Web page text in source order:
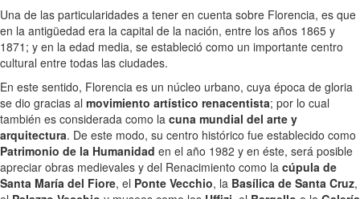
Una de las particularidades a tener en cuenta sobre Florencia, es que
en la antigüedad era la capital de la nación, entre los años 1865 y
1871; y en la edad media, se estableció como un importante centro
cultural entre todas las ciudades.
En este sentido, Florencia es un núcleo urbano, cuya época de gloria
se dio gracias al movimiento artístico renacentista; por lo cual
también es considerada como la cuna mundial del arte y
arquitectura. De este modo, su centro histórico fue establecido como
Patrimonio de la Humanidad en el año 1982 y en éste, será posible
apreciar obras medievales y del Renacimiento como la cúpula de
Santa María del Fiore, el Ponte Vecchio, la Basílica de Santa Cruz,